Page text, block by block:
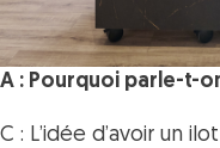
A : Pourquoi parle-t-
C : L’idée d’avoir un